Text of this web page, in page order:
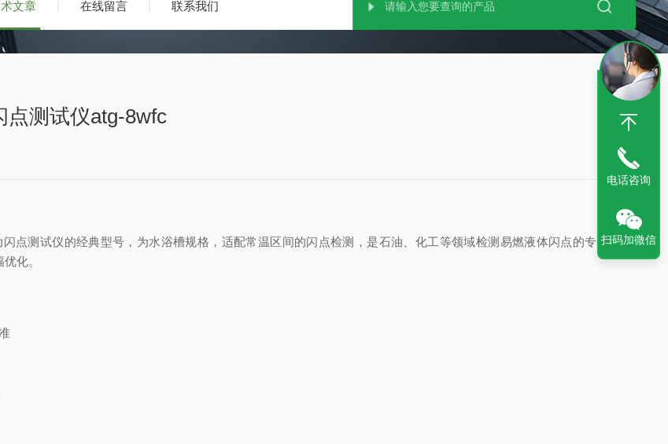
文章 在线留言 联系我们
点测试仪atg-8wfc
闪点测试仪的经典型号，为水浴槽规格，适配常温区间的闪点检测，是石油、化工等领域检测易燃液体闪点的专用仪
化。
电话咨询
扫码加微信